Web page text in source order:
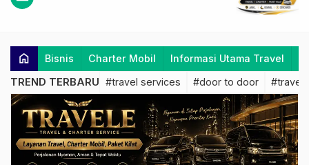
home Bisnis Charter Mobil Informasi Utama Travel
TREND TERBARU #travel services #door to door #travel